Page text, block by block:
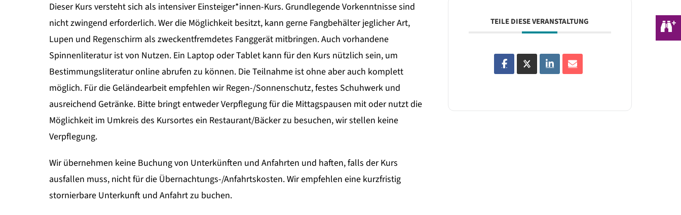
Dieser Kurs versteht sich als intensiver Einsteiger*innen-Kurs. Grundlegende Vorkenntnisse sind
nicht zwingend erforderlich. Wer die Möglichkeit besitzt, kann gerne Fangbehälter jeglicher Art,
Lupen und Regenschirm als zweckentfremdetes Fanggerät mitbringen. Auch vorhandene
Spinnenliteratur ist von Nutzen. Ein Laptop oder Tablet kann für den Kurs nützlich sein, um
Bestimmungsliteratur online abrufen zu können. Die Teilnahme ist ohne aber auch komplett
möglich. Für die Geländearbeit empfehlen wir Regen-/Sonnenschutz, festes Schuhwerk und
ausreichend Getränke. Bitte bringt entweder Verpflegung für die Mittagspausen mit oder nutzt die
Möglichkeit im Umkreis des Kursortes ein Restaurant/Bäcker zu besuchen, wir stellen keine
Verpflegung.
Wir übernehmen keine Buchung von Unterkünften und Anfahrten und haften, falls der Kurs
ausfallen muss, nicht für die Übernachtungs-/Anfahrtskosten. Wir empfehlen eine kurzfristig
stornierbare Unterkunft und Anfahrt zu buchen.
TEILE DIESE VERANSTALTUNG